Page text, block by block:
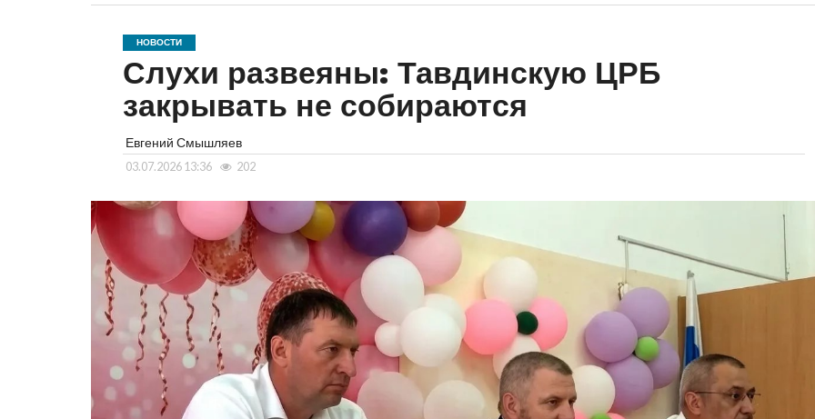
НОВОСТИ
Слухи развеяны: Тавдинскую ЦРБ
закрывать не собираются
Евгений Смышляев
03.07.2026 13:36 202